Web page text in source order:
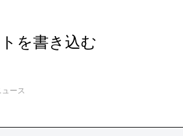
を書き込む
ース